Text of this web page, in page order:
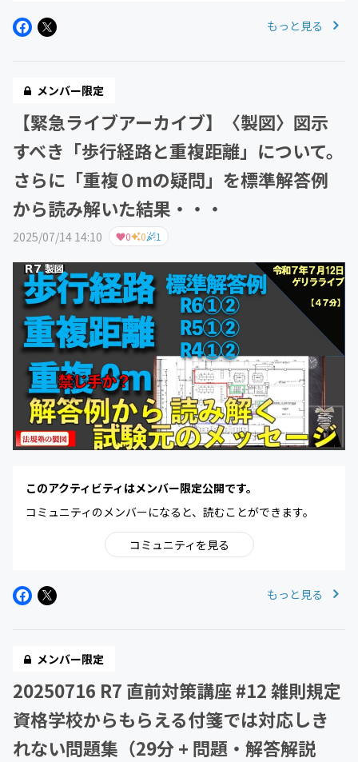
もっと見る
メンバー限定
【緊急ライブアーカイブ】〈製図〉図示
すべき「歩行経路と重複距離」について。
さらに「重複０mの疑問」を標準解答例
から読み解いた結果・・・
2025/07/14 14:10 0 0 1
このアクティビティはメンバー限定公開です。
コミュニティのメンバーになると、読むことができます。
コミュニティを見る
もっと見る
メンバー限定
20250716 R7 直前対策講座 #12 雑則規定
資格学校からもらえる付箋では対応しき
れない問題集（29分 + 問題・解答解説